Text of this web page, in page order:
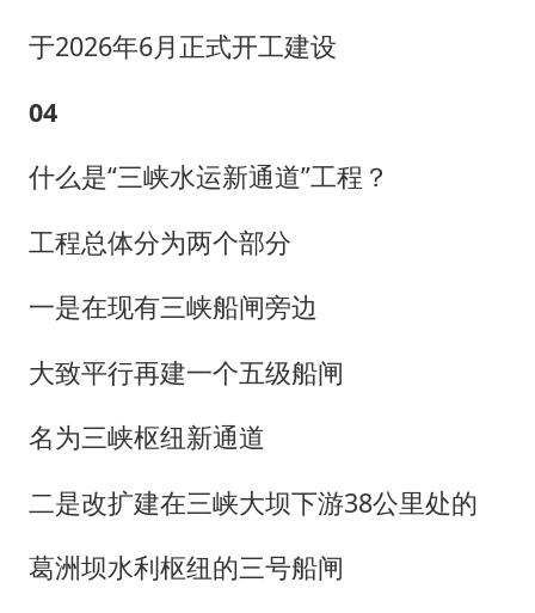
于2026年6月正式开工建设
04
什么是“三峡水运新通道”工程？
工程总体分为两个部分
一是在现有三峡船闸旁边
大致平行再建一个五级船闸
名为三峡枢纽新通道
二是改扩建在三峡大坝下游38公里处的
葛洲坝水利枢纽的三号船闸